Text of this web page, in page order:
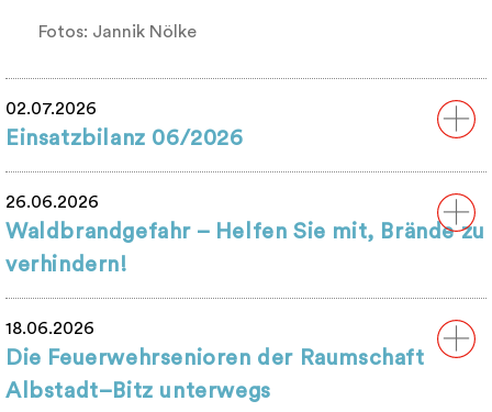
Fotos: Jannik Nölke
02.07.2026
Einsatzbilanz 06/2026
26.06.2026
Waldbrandgefahr – Helfen Sie mit, Brände zu
verhindern!
18.06.2026
Die Feuerwehrsenioren der Raumschaft
Albstadt–Bitz unterwegs